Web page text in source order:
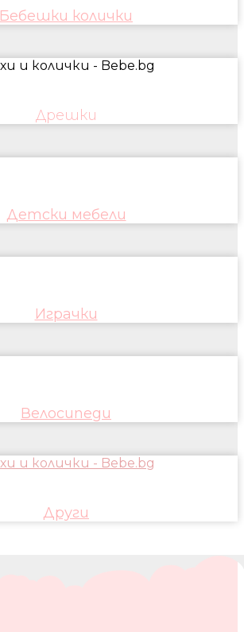
Бебешки колички
Дрешки
Детски мебели
Играчки
Велосипеди
Други